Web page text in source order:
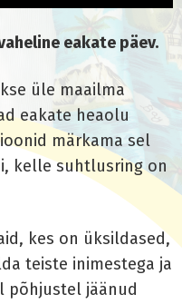
eakate päev.
üle maailma
eakate heaolu
märkama sel
kelle suhtlusring on
kes on üksildased,
teiste inimestega ja
põhjustel jäänud